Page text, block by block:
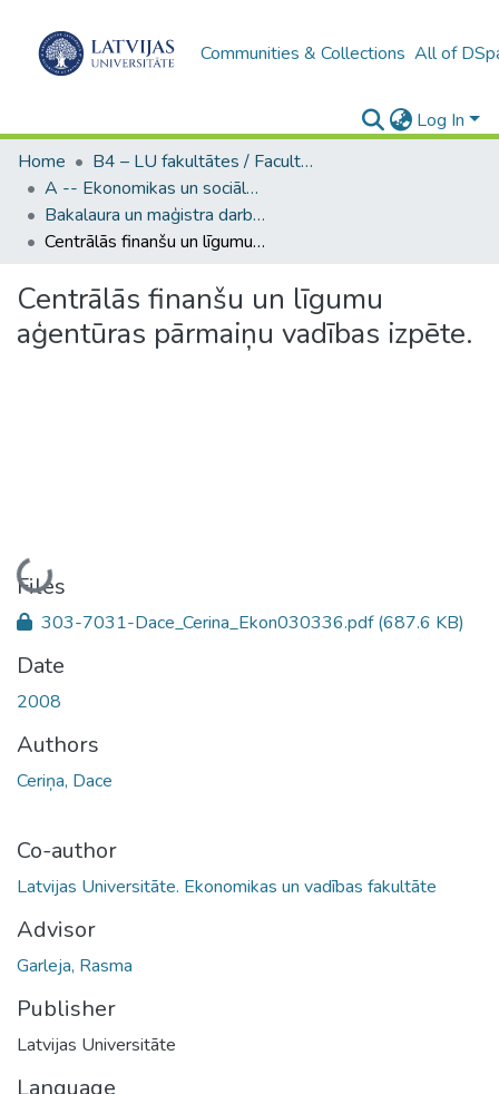
Communities & Collections All of
Log In
Home
B4 – LU fakultātes / Faculties of the UL
A -- Ekonomikas un sociālo zinātņu fakultāte / Faculty of Economics and Social Sciences
Bakalaura un maģistra darbi (ESZF) / Bachelor's and Master's theses
Centrālās finanšu un līgumu aģentūras pārmaiņu vadības izpēte.
Centrālās finanšu un līgumu
aģentūras pārmaiņu vadības izpēte.
Loading...
Files
303-7031-Dace_Cerina_Ekon030336.pdf(687.6 KB)
Date
2008
Authors
Ceriņa, Dace
Co-author
Latvijas Universitāte. Ekonomikas un vadības fakultāte
Advisor
Garleja, Rasma
Publisher
Latvijas Universitāte
Language